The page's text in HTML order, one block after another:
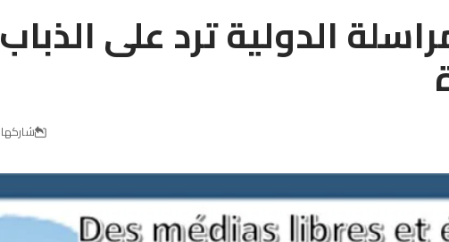
الدولية ترد على الذباب
شاركها